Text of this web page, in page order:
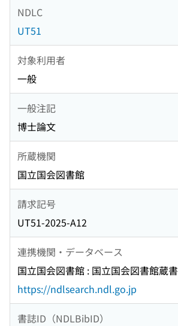
NDLC
UT51
対象利用者
一般
一般注記
博士論文
所蔵機関
国立国会図書館
請求記号
UT51-2025-A12
連携機関・データベース
国立国会図書館 : 国立国会図書館蔵書
https://ndlsearch.ndl.go.jp
書誌ID（NDLBibID）